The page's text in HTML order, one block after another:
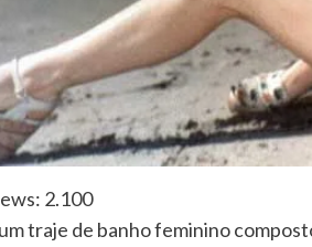
2.100
traje de banho feminino